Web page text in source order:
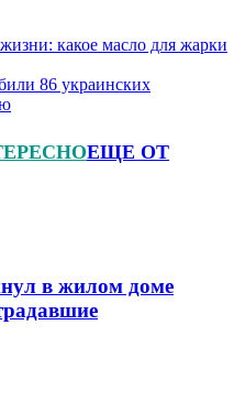
какое масло для жарки
86 украинских
ЕЩЕ ОТ
в жилом доме